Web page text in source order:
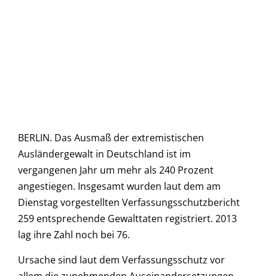
BERLIN. Das Ausmaß der extremistischen
Ausländergewalt in Deutschland ist im
vergangenen Jahr um mehr als 240 Prozent
angestiegen. Insgesamt wurden laut dem am
Dienstag vorgestellten Verfassungsschutzbericht
259 entsprechende Gewalttaten registriert. 2013
lag ihre Zahl noch bei 76.
Ursache sind laut dem Verfassungsschutz vor